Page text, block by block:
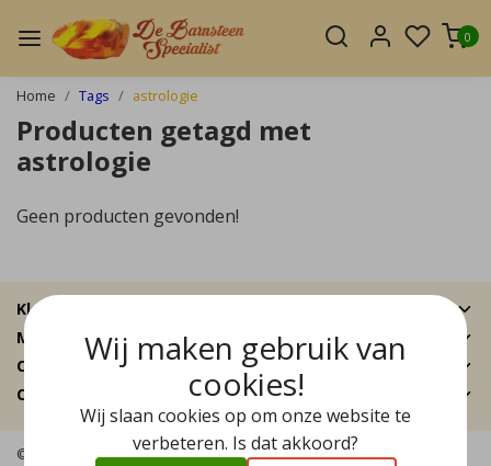
0
Home Tags astrologie
Producten getagd met
astrologie
Geen producten gevonden!
Klantenservice
Mijn account
Categorieën
Contactgegevens
© Copyright 2026 - De Barnsteen Specialist | RealisatieInStijl Media
Wij maken gebruik van
cookies!
Wij slaan cookies op om onze website te
verbeteren. Is dat akkoord?